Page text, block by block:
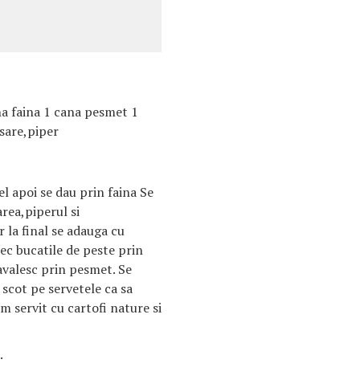
faina 1 cana pesmet 1
apoi se dau prin faina Se
si
final se adauga cu
bucatile de peste prin
prin pesmet. Se
pe servetele ca sa
servit cu cartofi nature si
.